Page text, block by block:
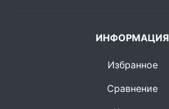
ИНФОРМАЦИЯ
Избранное
Сравнение